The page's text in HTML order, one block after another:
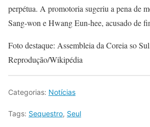
perpétua. A promotoria sugeriu a pena de
Sang-won e Hwang Eun-hee, acusado de
Foto destaque: Assembleia da Coreia so
Reprodução/Wikipédia
Categorias: Notícias
Tags: Sequestro, Seul